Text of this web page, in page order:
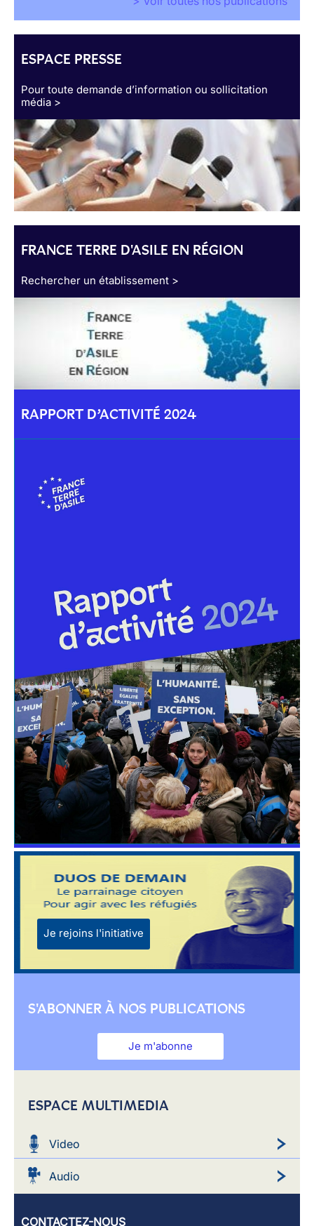
ESPACE PRESSE
Pour toute demande d’information ou sollicitation
média >
FRANCE TERRE D'ASILE EN RÉGION
Rechercher un établissement >
RAPPORT D’ACTIVITÉ 2024
Je rejoins l'initiative
S'ABONNER À NOS PUBLICATIONS
Je m'abonne
ESPACE MULTIMEDIA
Video
Audio
CONTACTEZ-NOUS